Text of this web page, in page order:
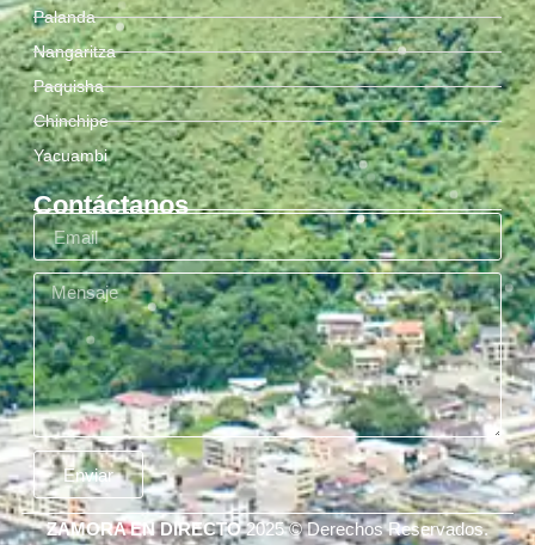
Palanda
Nangaritza
Paquisha
Chinchipe
Yacuambi
Contáctanos
Enviar
ZAMORA EN DIRECTO2025 © Derechos Reservados.